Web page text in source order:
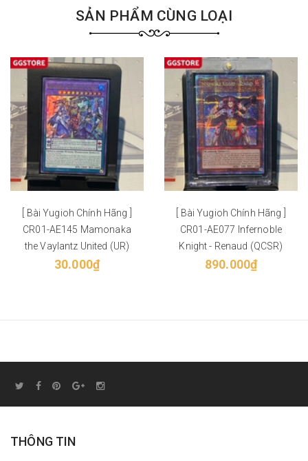
SẢN PHẨM CÙNG LOẠI
[ Bài Yugioh Chính Hãng ]
CR01-AE145 Mamonaka
the Vaylantz United (UR)
30.000₫
[ Bài Yugioh Chính Hãng ]
CR01-AE077 Infernoble
Knight - Renaud (QCSR)
890.000₫
THÔNG TIN